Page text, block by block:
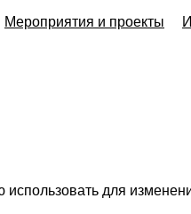
Мероприятия и проекты
для